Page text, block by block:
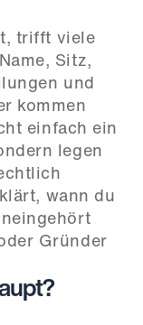
trifft viele
Sitz,
und
kommen
einfach ein
legen
wann du
Gründer